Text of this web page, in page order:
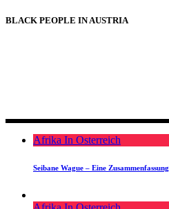
BLACK PEOPLE IN AUSTRIA
Afrika In Osterreich
Seibane Wague – Eine Zusammenfassung